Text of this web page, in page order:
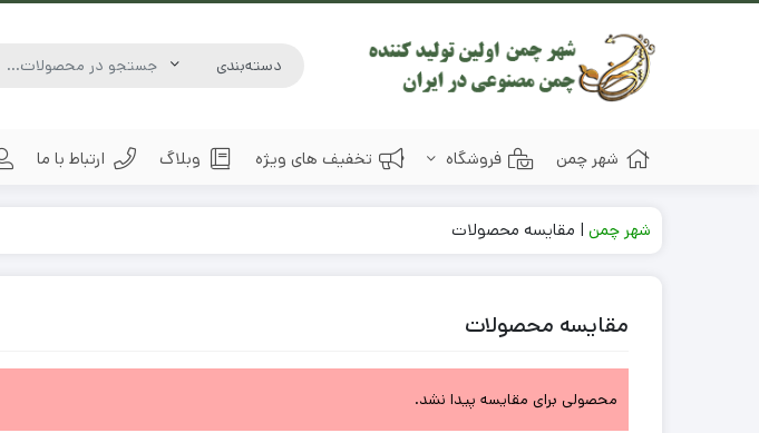
شهر چمن فروشگاه تخفیف های ویژه وبلاگ ارتباط با ما
شهر چمن | مقایسه محصولات
مقایسه محصولات
محصولی برای مقایسه پیدا نشد.